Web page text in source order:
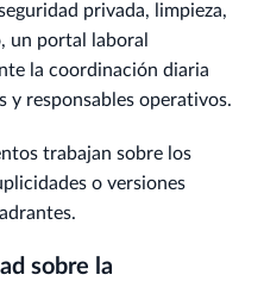
privada, limpieza,
un portal laboral
la coordinación diaria
y responsables operativos.
trabajan sobre los
o versiones
sobre la